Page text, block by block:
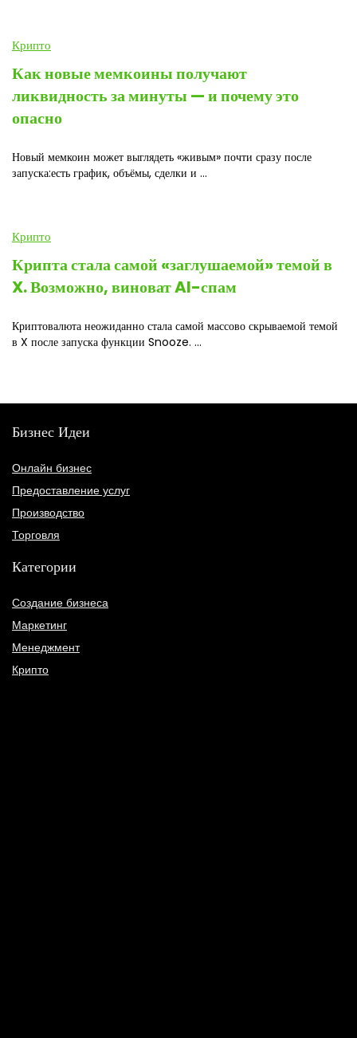
Крипто
Как новые мемкоины получают
ликвидность за минуты — и почему это
опасно
Новый мемкоин может выглядеть «живым» почти сразу после
запуска:есть график, объёмы, сделки и ...
Крипто
Крипта стала самой «заглушаемой» темой в
X. Возможно, виноват AI-спам
Криптовалюта неожиданно стала самой массово скрываемой темой
в X после запуска функции Snooze. ...
Бизнес Идеи
Онлайн бизнес
Предоставление услуг
Производство
Торговля
Категории
Создание бизнеса
Маркетинг
Менеджмент
Крипто